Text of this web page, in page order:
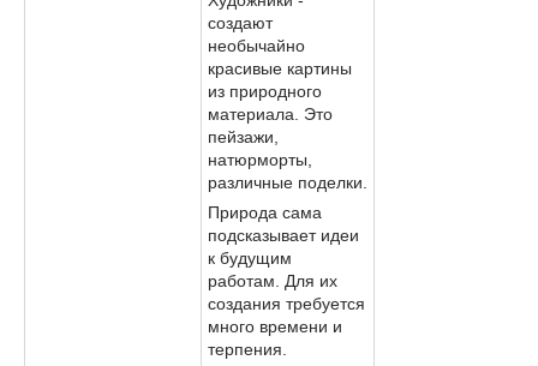
создают
необычайно
красивые картины
из природного
материала. Это
пейзажи,
натюрморты,
различные поделки.
Природа сама
подсказывает идеи
к будущим
работам. Для их
создания требуется
много времени и
терпения.